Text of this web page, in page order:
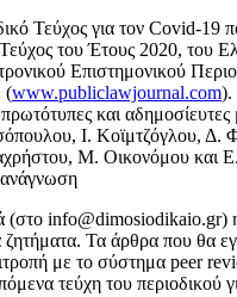
Τεύχος για τον Covid-19
Τεύχος του Έτους 2020, του
Επιστημονικού
(www.publiclawjournal.com).
και
Ι. Κοϊμτζόγλου, Δ.
Μ. Οικονόμου και
(στο info@dimosiodikaio.gr)
ζητήματα. Τα άρθρα που θα
με το σύστημα peer
τεύχη του περιοδικού